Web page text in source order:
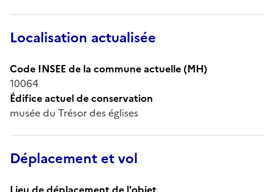
Localisation actualisée
Code INSEE de la commune actuelle (MH)
10064
Édifice actuel de conservation
musée du Trésor des églises
Déplacement et vol